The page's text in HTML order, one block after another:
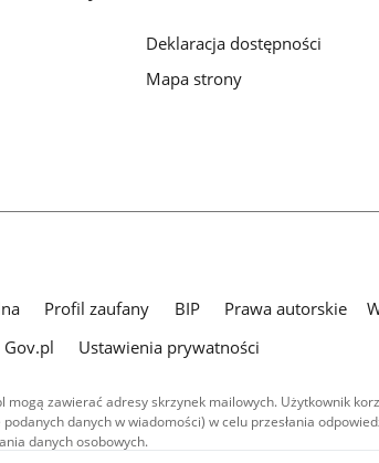
Deklaracja dostępności
Mapa strony
Profil zaufany BIP Prawa autorskie
Ustawienia prywatności
mogą zawierać adresy skrzynek mailowych. Użytkownik
danych w wiadomości) w celu przesłania
danych osobowych.